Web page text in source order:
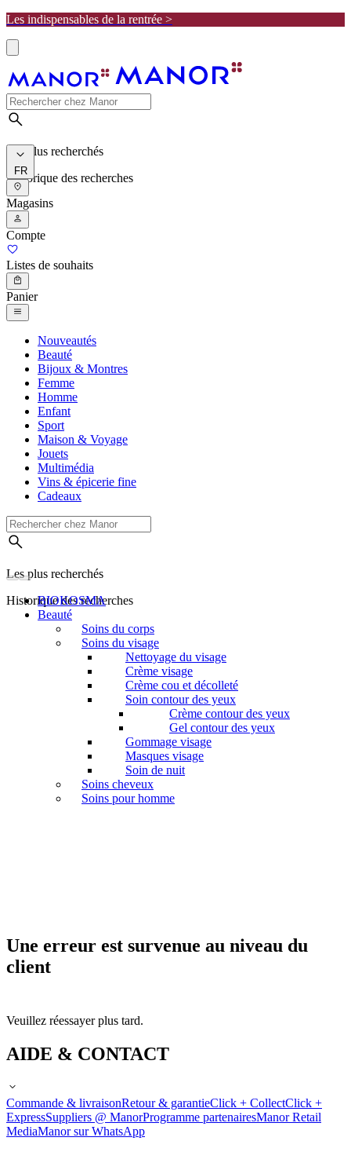
Les indispensables de la rentrée >
Les plus recherchés
Historique des recherches
FR
Magasins
Compte
Listes de souhaits
Panier
Nouveautés
Beauté
Bijoux & Montres
Femme
Homme
Enfant
Sport
Maison & Voyage
Jouets
Multimédia
Vins & épicerie fine
Cadeaux
Les plus recherchés
Historique des recherches
BIOKOSMA
Beauté
Soins du corps
Soins du visage
Nettoyage du visage
Crème visage
Crème cou et décolleté
Soin contour des yeux
Crème contour des yeux
Gel contour des yeux
Gommage visage
Masques visage
Soin de nuit
Soins cheveux
Soins pour homme
Une erreur est survenue au niveau du
client
Veuillez réessayer plus tard.
AIDE & CONTACT
Commande & livraisonRetour & garantieClick + CollectClick +
ExpressSuppliers @ ManorProgramme partenairesManor Retail
MediaManor sur WhatsApp